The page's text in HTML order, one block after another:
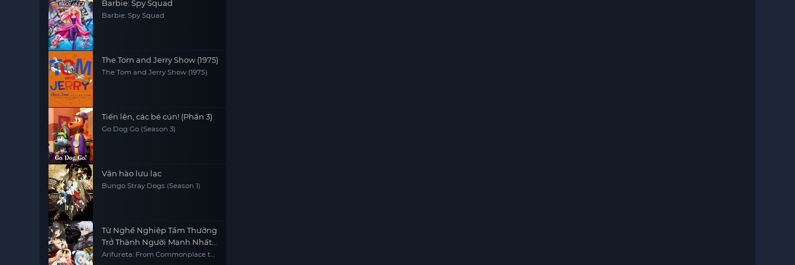
Barbie: Spy Squad
Barbie: Spy Squad
The Tom and Jerry Show (1975)
The Tom and Jerry Show (1975)
Tiến lên, các bé cún! (Phần 3)
Go Dog Go (Season 3)
Văn hào lưu lạc
Bungo Stray Dogs (Season 1)
Từ Nghề Nghiệp Tầm Thường
Trở Thành Người Mạnh Nhất
Thế Giới - Phần 1
Arifureta: From Commonplace to